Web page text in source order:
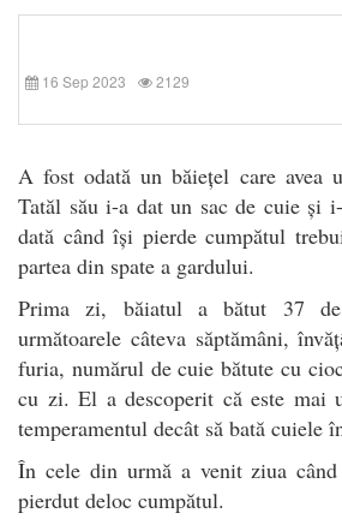
16 Sep 2023 2129
A fost odată un băiețel care avea
Tatăl său i-a dat un sac de cuie și
dată când își pierde cumpătul
partea din spate a gardului.
Prima zi, băiatul a bătut 37
următoarele câteva săptămâni,
furia, numărul de cuie bătute cu
cu zi. El a descoperit că este mai
temperamentul decât să bată cuiele
În cele din urmă a venit ziua
pierdut deloc cumpătul.